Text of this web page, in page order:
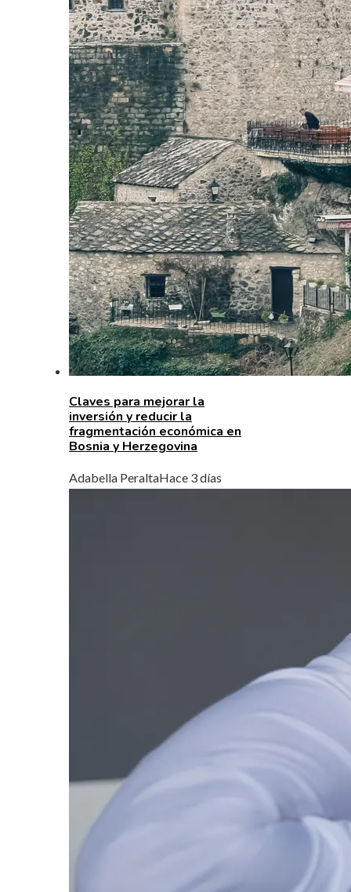
Claves para mejorar la
inversión y reducir la
fragmentación económica en
Bosnia y Herzegovina
Adabella PeraltaHace 3 días